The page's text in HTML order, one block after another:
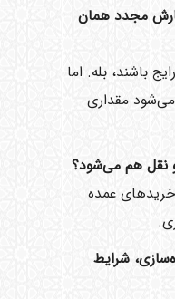
مجدد همان
باشند، بله. اما
مقداری
نقل هم می‌شود؟
عمده
شرایط